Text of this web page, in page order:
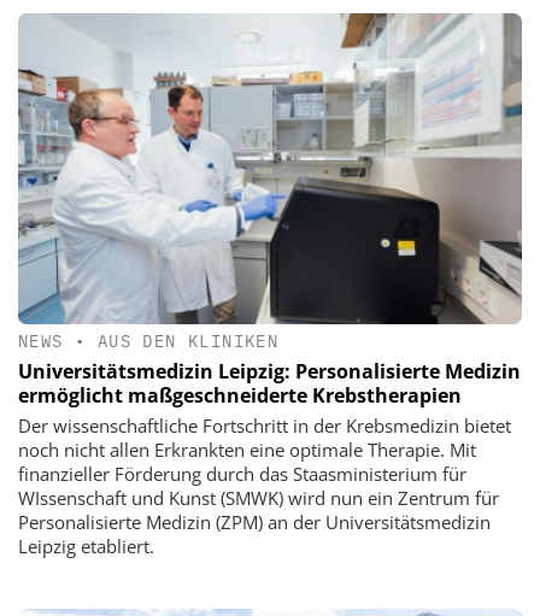
NEWS • AUS DEN KLINIKEN
Universitätsmedizin Leipzig: Personalisierte Medizin
ermöglicht maßgeschneiderte Krebstherapien
Der wissenschaftliche Fortschritt in der Krebsmedizin bietet
noch nicht allen Erkrankten eine optimale Therapie. Mit
finanzieller Förderung durch das Staasministerium für
WIssenschaft und Kunst (SMWK) wird nun ein Zentrum für
Personalisierte Medizin (ZPM) an der Universitätsmedizin
Leipzig etabliert.